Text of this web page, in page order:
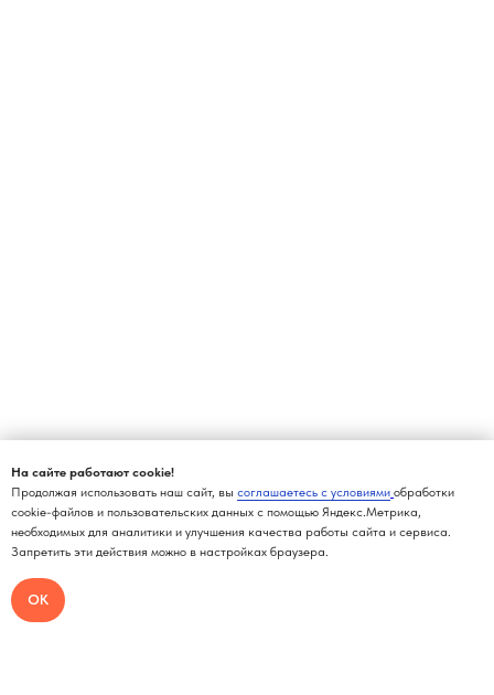
На сайте работают cookie!
Продолжая использовать наш сайт, вы соглашаетесь с условиями обработки
cookie-файлов и пользовательских данных с помощью Яндекс.Метрика,
необходимых для аналитики и улучшения качества работы сайта и сервиса.
Запретить эти действия можно в настройках браузера.
ОК